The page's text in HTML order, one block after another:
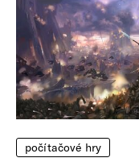
počítačové hry